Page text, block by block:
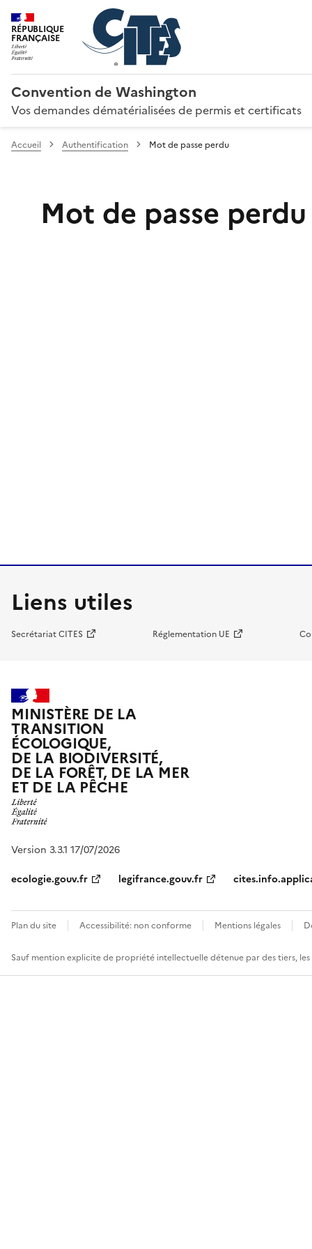
RÉPUBLIQUE
FRANÇAISE
Convention de Washington
Vos demandes dématérialisées de permis et certificats
Accueil Authentification Mot de passe perdu
Mot de passe perdu
Liens utiles
Secrétariat CITES Réglementation UE
MINISTÈRE DE LA
TRANSITION
ÉCOLOGIQUE,
DE LA BIODIVERSITÉ,
DE LA FORÊT, DE LA MER
ET DE LA PÊCHE
Version 3.3.1 17/07/2026
ecologie.gouv.fr
legifrance.gouv.fr
Plan du site Accessibilité: non conforme Mentions légales
Sauf mention explicite de propriété intellectuelle détenue par des tiers,